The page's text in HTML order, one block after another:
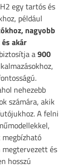
egy tartós és
például
nagyobb
akár
a900
nehezebb
számára, akik
A felni
megtervezett és
hosszú